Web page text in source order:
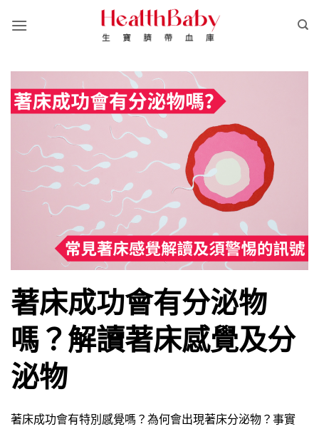
著床成功會有分泌物
嗎？解讀著床感覺及分
泌物
著床成功會有特別感覺嗎？為何會出現著床分泌物？事實